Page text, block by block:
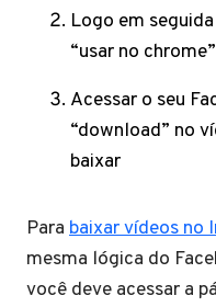
Logo em
“usar no
Acessar o seu
“download” no
baixar
Para baixar vídeos no
mesma lógica do
você deve acessar a